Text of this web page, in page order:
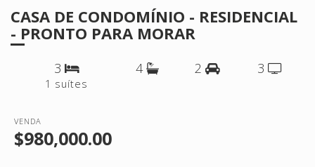
CASA DE CONDOMÍNIO - RESIDENCIAL
- PRONTO PARA MORAR
3
1 suítes
4 2 3
VENDA
$980,000.00